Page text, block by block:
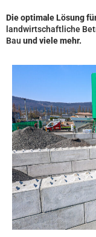
Die optimale Lösung
landwirtschaftliche
Bau und viele mehr.